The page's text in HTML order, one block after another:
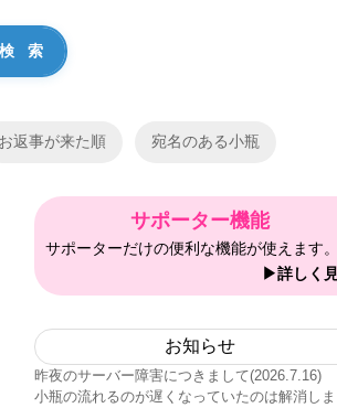
返事が来た順 宛名のある小瓶
サポーター機能
サポーターだけの便利な機能が使えます。
▶詳しく
お知らせ
昨夜のサーバー障害につきまして(2026.7.16)
小瓶の流れるのが遅くなっていたのは解消し